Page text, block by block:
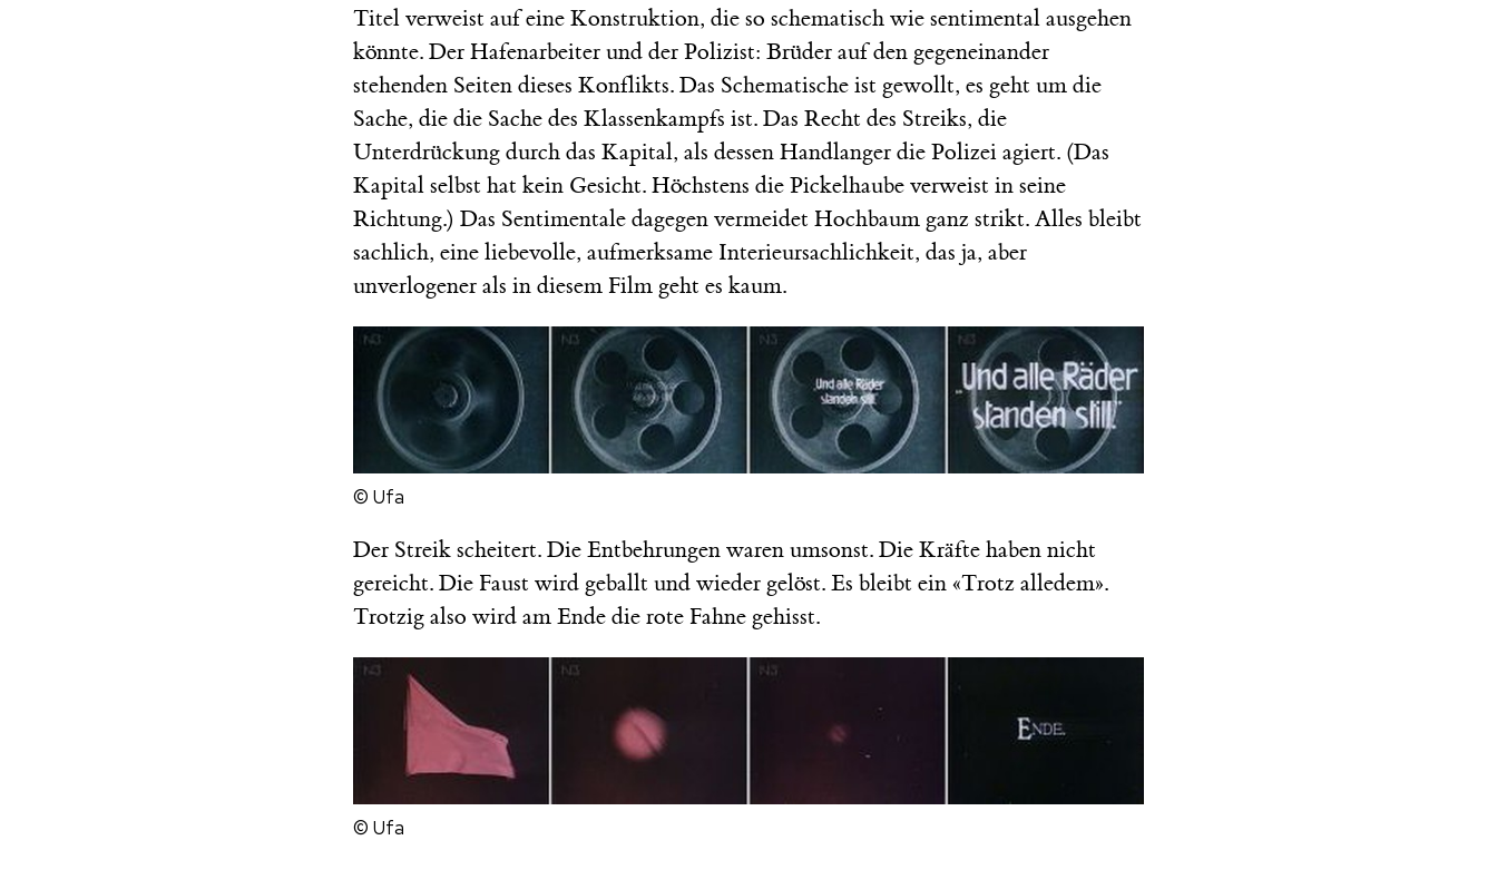
Titel verweist auf eine Konstruktion, die so schematisch wie sentimental ausgehen
könnte. Der Hafenarbeiter und der Polizist: Brüder auf den gegeneinander
stehenden Seiten dieses Konflikts. Das Schematische ist gewollt, es geht um die
Sache, die die Sache des Klassenkampfs ist. Das Recht des Streiks, die
Unterdrückung durch das Kapital, als dessen Handlanger die Polizei agiert. (Das
Kapital selbst hat kein Gesicht. Höchstens die Pickelhaube verweist in seine
Richtung.) Das Sentimentale dagegen vermeidet Hochbaum ganz strikt. Alles bleibt
sachlich, eine liebevolle, aufmerksame Interieursachlichkeit, das ja, aber
unverlogener als in diesem Film geht es kaum.
© Ufa
Der Streik scheitert. Die Entbehrungen waren umsonst. Die Kräfte haben nicht
gereicht. Die Faust wird geballt und wieder gelöst. Es bleibt ein «Trotz alledem».
Trotzig also wird am Ende die rote Fahne gehisst.
© Ufa